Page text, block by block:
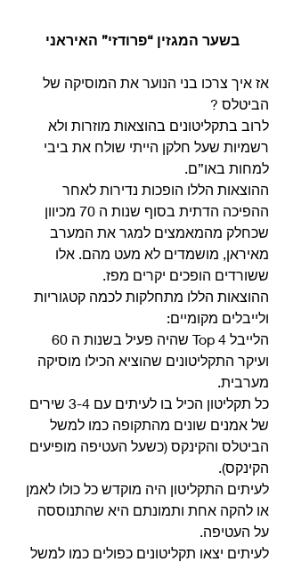
אז איך צרכו בני הנוער את המוסיקה של
הביטלס ?
לרוב בתקליטונים בהוצאות מוזרות ולא
רשמיות שעל חלקן הייתי שולח את ביבי
למחות באו”ם.
ההוצאות הללו הופכות נדירות לאחר
ההפיכה הדתית בסוף שנות ה 70 מכיוון
שכחלק מהמאמצים למגר את המערב
מאיראן, מושמדים לא מעט מהם. אלו
ששורדים הופכים יקרים מפז.
ההוצאות הללו מתחלקות לכמה קטגוריות
ולייבלים מקומיים:
ועיקר התקליטונים שהוציא הכילו מוסיקה
מערבית.
כל תקליטון הכיל בו לעיתים עם 3-4 שירים
של אמנים שונים מהתקופה כמו למשל
הביטלס והקינקס (כשעל העטיפה מופיעים
הקינקס).
לעיתים התקליטון היה מוקדש כל כולו לאמן
או להקה אחת ותמונתם היא שהתנוססה
על העטיפה.
לעיתים יצאו תקליטונים כפולים כמו למשל